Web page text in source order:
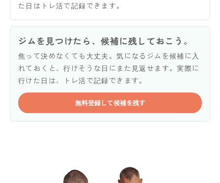
た日はトレ活で記録できます。
ジムを見つけたら、候補に残しておこう。
焦って決めなくても大丈夫。気になるジムを候補に入
れておくと、行けそうな日にまた見返せます。実際に
行けた日は、トレ活で記録できます。
無料登録して候補を残す